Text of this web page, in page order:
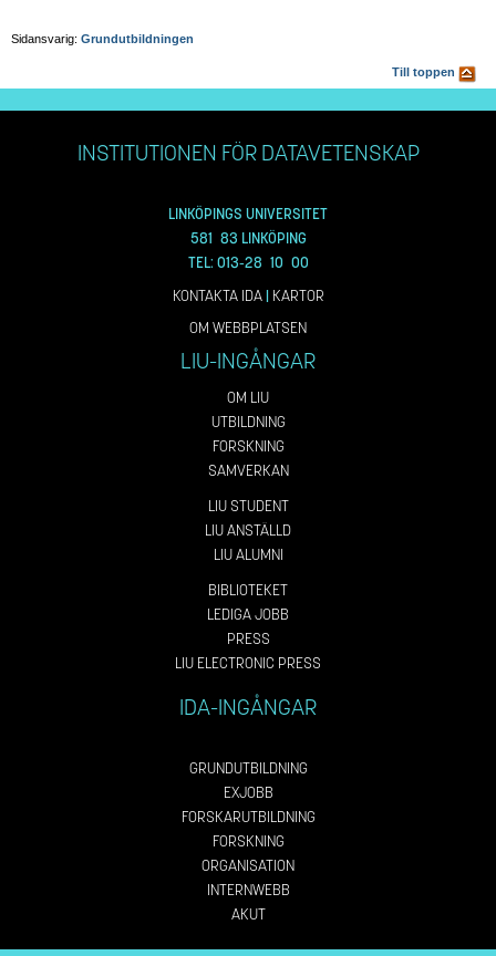
Sidansvarig: Grundutbildningen
Till toppen
INSTITUTIONEN FÖR DATAVETENSKAP
LINKÖPINGS UNIVERSITET
581 83 LINKÖPING
TEL: 013-28 10 00
KONTAKTA IDA| KARTOR
OM WEBBPLATSEN
LIU-INGÅNGAR
OM LIU
UTBILDNING
FORSKNING
SAMVERKAN
LIU STUDENT
LIU ANSTÄLLD
LIU ALUMNI
BIBLIOTEKET
LEDIGA JOBB
PRESS
LIU ELECTRONIC PRESS
IDA-INGÅNGAR
GRUNDUTBILDNING
EXJOBB
FORSKARUTBILDNING
FORSKNING
ORGANISATION
INTERNWEBB
AKUT